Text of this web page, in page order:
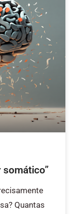
somático”
Quantas